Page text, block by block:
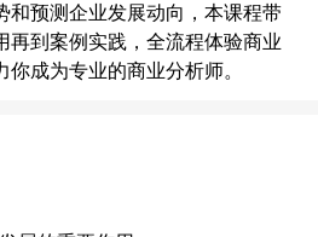
和预测企业发展动向，本课程带
再到案例实践，全流程体验商业
成为专业的商业分析师。